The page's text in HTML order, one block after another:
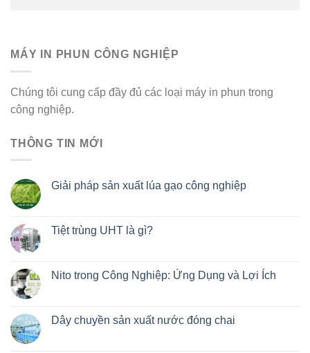
MÁY IN PHUN CÔNG NGHIỆP
Chúng tôi cung cấp đầy đủ các loại máy in phun trong
công nghiệp.
THÔNG TIN MỚI
Giải pháp sản xuất lúa gạo công nghiệp
Tiệt trùng UHT là gì?
Nito trong Công Nghiệp: Ứng Dụng và Lợi Ích
Dây chuyền sản xuất nước đóng chai